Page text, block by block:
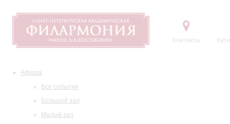
Контакты
Афиша
Все события
Большой зал
Малый зал